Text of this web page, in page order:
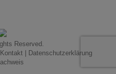
Reserved.
Kontakt|
Datenschutzerklärung